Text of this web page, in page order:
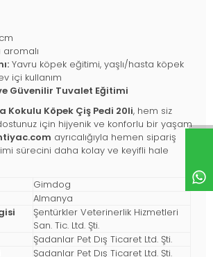
aromalı
Yavru köpek eğitimi, yaşlı/hasta köpek
içi kullanım
Güvenilir Tuvalet Eğitimi
Kokulu Köpek Çiş Pedi 20li, hem siz
için hijyenik ve konforlu bir yaşam
ayrıcalığıyla hemen sipariş
sürecini daha kolay ve keyifli hale
Gimdog
Almanya
Şentürkler Veterinerlik Hizmetleri
San. Tic. Ltd. Şti.
Şadanlar Pet Dış Ticaret Ltd. Şti.
Şadanlar Pet Dış Ticaret Ltd. Şti.